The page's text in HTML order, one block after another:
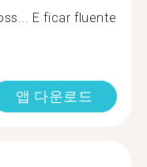
E ficar fluente
앱 다운로드